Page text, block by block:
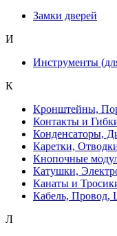
Замки дверей
И
Инструменты
К
Кронштейны,
Контакты и
Конденсаторы,
Каретки,
Кнопочные
Катушки,
Канаты и
Кабель, Провод,
Л